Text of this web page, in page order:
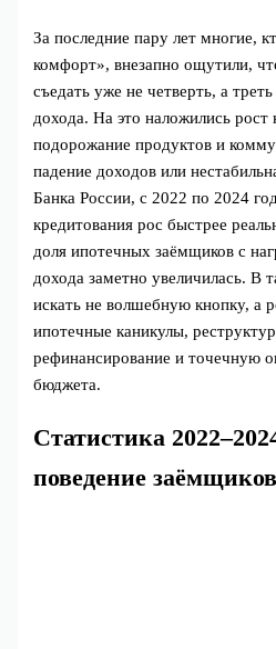
За последние пару лет многие,
комфорт», внезапно ощутили,
съедать уже не четверть, а
дохода. На это наложились рост
подорожание продуктов и
падение доходов или
Банка России, с 2022 по 2024
кредитования рос быстрее
доля ипотечных заёмщиков с
дохода заметно увеличилась. В
искать не волшебную кнопку, а
ипотечные каникулы,
рефинансирование и точечную
бюджета.
Статистика
поведение заёмщиков